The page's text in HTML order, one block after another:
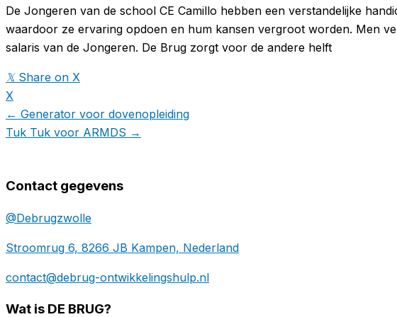
De Jongeren van de school CE Camillo hebben een verstandelijke
waardoor ze ervaring opdoen en hum kansen vergroot worden. Men
salaris van de Jongeren. De Brug zorgt voor de andere helft
𝕏 Share on X
X
← Generator voor dovenopleiding
Tuk Tuk voor ARMDS →
Contact gegevens
@Debrugzwolle
Stroomrug 6, 8266 JB Kampen, Nederland
contact@debrug-ontwikkelingshulp.nl
Wat is DE BRUG?